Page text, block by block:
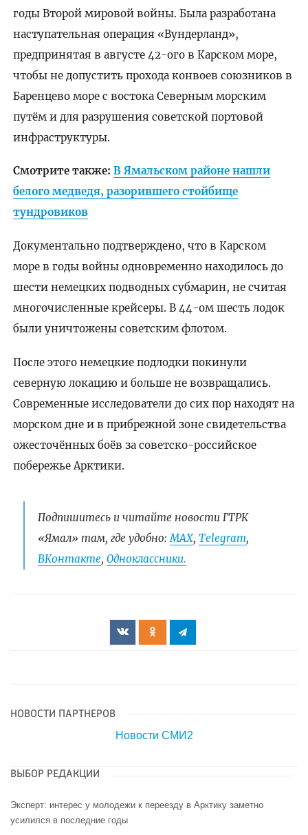
годы Второй мировой войны. Была разработана
наступательная операция «Вундерланд»,
предпринятая в августе 42-ого в Карском море,
чтобы не допустить прохода конвоев союзников в
Баренцево море с востока Северным морским
путём и для разрушения советской портовой
инфраструктуры.
Смотрите также: В Ямальском районе нашли
белого медведя, разорившего стойбище
тундровиков
Документально подтверждено, что в Карском
море в годы войны одновременно находилось до
шести немецких подводных субмарин, не считая
многочисленные крейсеры. В 44-ом шесть лодок
были уничтожены советским флотом.
После этого немецкие подлодки покинули
северную локацию и больше не возвращались.
Современные исследователи до сих пор находят на
морском дне и в прибрежной зоне свидетельства
ожесточённых боёв за советско-российское
побережье Арктики.
Подпишитесь и читайте новости ГТРК
«Ямал» там, где удобно:МАХ, Telegram,
ВКонтакте, Одноклассники.
НОВОСТИ ПАРТНЕРОВ
Новости СМИ2
ВЫБОР РЕДАКЦИИ
Эксперт: интерес у молодежи к переезду в Арктику заметно
усилился в последние годы